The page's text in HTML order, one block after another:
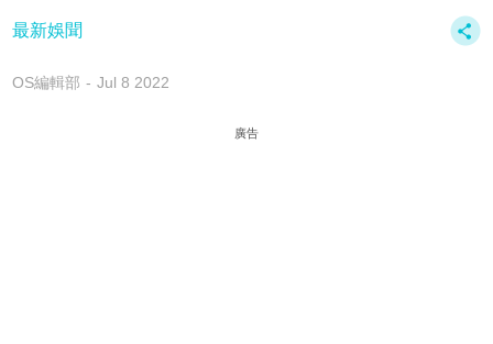
最新娛聞
OS編輯部 Jul 8 2022
廣告